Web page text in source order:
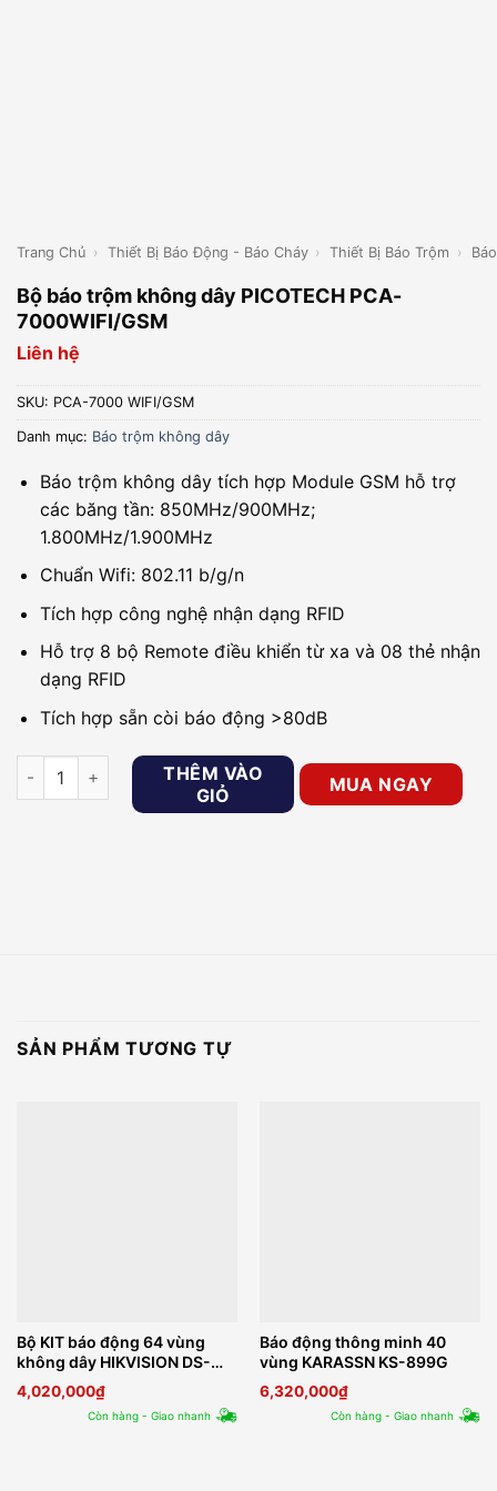
Trang Chủ › Thiết Bị Báo Động - Báo Cháy › Thiết Bị Báo Trộm ›
Bộ báo trộm không dây PICOTECH PCA-
7000WIFI/GSM
Liên hệ
SKU: PCA-7000 WIFI/GSM
Danh mục: Báo trộm không dây
Báo trộm không dây tích hợp Module GSM hỗ trợ
các băng tần: 850MHz/900MHz;
1.800MHz/1.900MHz
Chuẩn Wifi: 802.11 b/g/n
Tích hợp công nghệ nhận dạng RFID
Hỗ trợ 8 bộ Remote điều khiển từ xa và 08 thẻ nhận
dạng RFID
Tích hợp sẵn còi báo động >80dB
Bộ báo trộm không dây PICOTECH PCA-7000WIFI/GSM số
THÊM VÀO
GIỎ
MUA NGAY
SẢN PHẨM TƯƠNG TỰ
Bộ KIT báo động 64 vùng
không dây HIKVISION DS-
PWA64-Kit-WB
4,020,000₫
Còn hàng - Giao nhanh
Báo động thông minh 40
vùng KARASSN KS-899G
6,320,000₫
Còn hàng - Giao nhanh